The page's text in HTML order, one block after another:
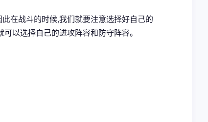
在战斗的时候,我们就要注意选择好自己的
以选择自己的进攻阵容和防守阵容。